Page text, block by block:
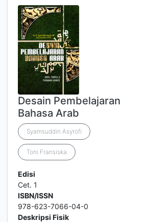
Desain Pembelajaran
Bahasa Arab
Syamsuddin Asyrofi
Toni Fransiska
Edisi
Cet. 1
ISBN/ISSN
978-623-7066-04-0
Deskripsi Fisik